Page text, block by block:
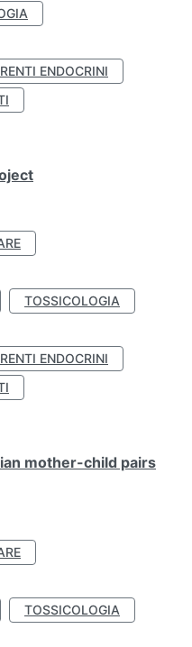
ENDOCRINI
TOSSICOLOGIA
ENDOCRINI
mother-child pairs
TOSSICOLOGIA